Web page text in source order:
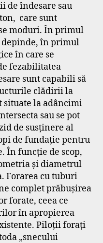
de îndesare sau
care sunt
moduri. În primul
în primul
în care se
fezabilitatea
sunt capabili să
clădirii la
situate la adâncimi
sau se pot
de susținere al
de fundație pentru
În funcție de scop,
și diametrul
Forarea cu tuburi
complet prăbușirea
forate, ceea ce
în apropierea
Piloții forați
„snecului